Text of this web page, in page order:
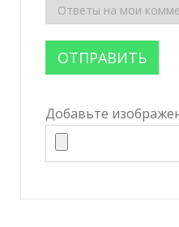
Добавьте